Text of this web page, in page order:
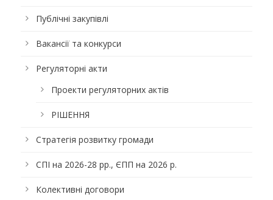
Публічні закупівлі
Вакансії та конкурси
Регуляторні акти
Проекти регуляторних актів
РІШЕННЯ
Стратегія розвитку громади
СПІ на 2026-28 рр., ЄПП на 2026 р.
Колективні договори